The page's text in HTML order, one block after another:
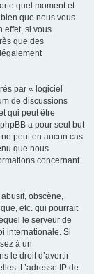
quel moment et
que nous vous
effet, si vous
que des
par « logiciel
de discussions
qui peut être
a pour seul but
peut en aucun cas
que nous
concernant
obscène,
etc. qui pourrait
le serveur de
internationale. Si
à un
le droit d’avertir
L’adresse IP de